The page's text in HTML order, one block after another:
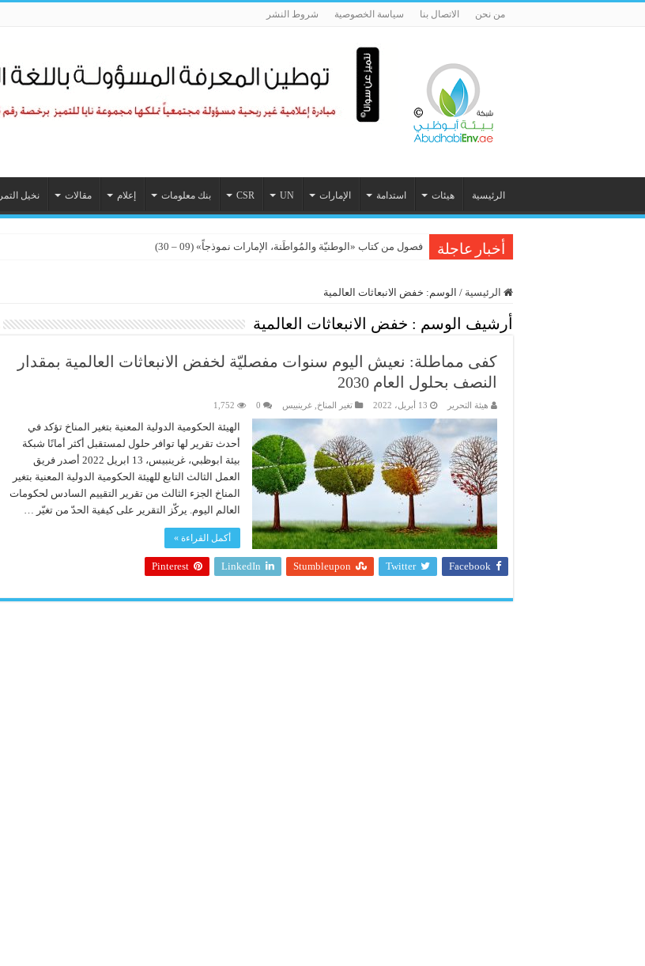
من نحن الاتصال بنا سياسة الخصوصية شروط النشر
الرئيسية هيئات استدامة الإمارات UN
CSR بنك معلومات إعلام مقالات نخيل التمر
أخبار عاجلة فصول من كتاب «الوطنيّة والمُواطَنة، الإمارات نموذجاً» (09 – 30)
الذكاء الاصطناعي يكتب جينومًا كاملًا لأول مرة
الرئيسية / الوسم: خفض الانبعاثات العالمية
أرشيف الوسم : خفض الانبعاثات العالمية
كفى مماطلة: نعيش اليوم سنوات مفصليّة لخفض الانبعاثات العالمية بمقدار
النصف بحلول العام 2030
هيئة التحرير 13 أبريل، 2022 تغير المناخ غرينبيس 0
1,752
الهيئة الحكومية الدولية المعنية بتغير المناخ تؤكد في
أحدث تقرير لها توافر حلول لمستقبل أكثر أمانًا شبكة
بيئة ابوظبي، غرينبيس، 13 ابريل 2022 أصدر فريق
العمل الثالث التابع للهيئة الحكومية الدولية المعنية بتغير
المناخ الجزء الثالث من تقرير التقييم السادس لحكومات
العالم اليوم. يركّز التقرير على كيفية الحدّ من تغيّر …
أكمل القراءة »
Facebook
Twitter
Stumbleupon
LinkedIn
Pinterest